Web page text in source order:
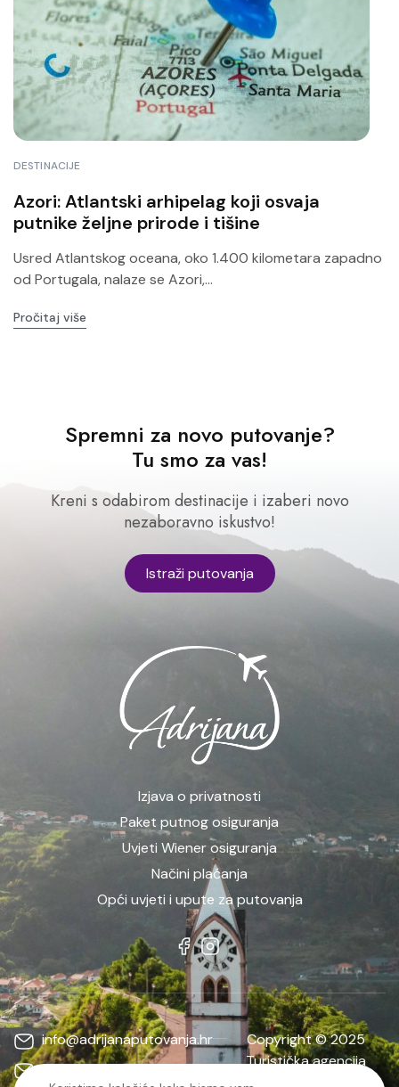
DESTINACIJE
Azori: Atlantski arhipelag koji osvaja
putnike željne prirode i tišine
Usred Atlantskog oceana, oko 1.400 kilometara zapadno
od Portugala, nalaze se Azori,...
Pročitaj više
Spremni za novo putovanje?
Tu smo za vas!
Kreni s odabirom destinacije i izaberi novo
nezaboravno iskustvo!
Istraži putovanja
Izjava o privatnosti
Paket putnog osiguranja
Uvjeti Wiener osiguranja
Načini plaćanja
Opći uvjeti i upute za putovanja
info@adrijanaputovanja.hr
d.matkovic@adrijanaputovanja.hr
Copyright © 2025
Turistička agencija
ADRIJANA | Sva prava